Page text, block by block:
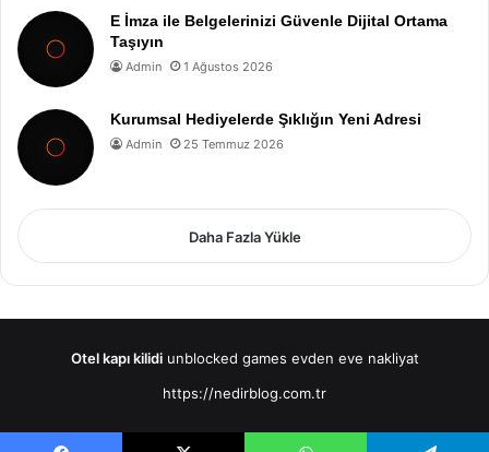
E İmza ile Belgelerinizi Güvenle Dijital Ortama
Taşıyın
Admin 1 Ağustos 2026
Kurumsal Hediyelerde Şıklığın Yeni Adresi
Admin 25 Temmuz 2026
Daha Fazla Yükle
Otel kapı kilidi unblocked games evden eve nakliyat
https://nedirblog.com.tr